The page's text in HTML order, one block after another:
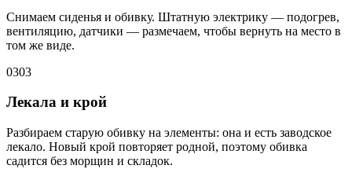
Снимаем сиденья и обивку. Штатную электрику — подогрев,
вентиляцию, датчики — размечаем, чтобы вернуть на место в
том же виде.
0303
Лекала и крой
Разбираем старую обивку на элементы: она и есть заводское
лекало. Новый крой повторяет родной, поэтому обивка
садится без морщин и складок.